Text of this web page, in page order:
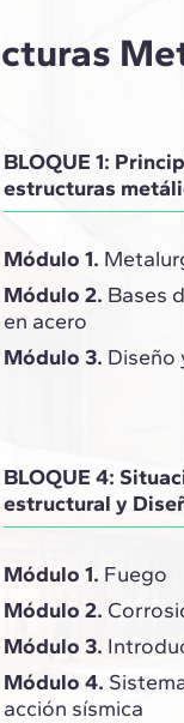
BLOQUE 1:
estructuras
Módulo 1.
Módulo 2. Bases
en acero
Módulo 3. Diseño
BLOQUE 4:
estructural y
Módulo 1. Fuego
Módulo 2.
Módulo 3.
Módulo 4.
acción sísmica